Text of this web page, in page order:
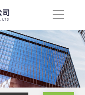
导